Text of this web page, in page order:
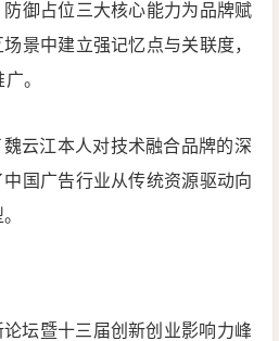
御占位三大核心能力为品牌赋
景中建立强记忆点与关联度，
。
云江本人对技术融合品牌的深
国广告行业从传统资源驱动向
坛暨十三届创新创业影响力峰